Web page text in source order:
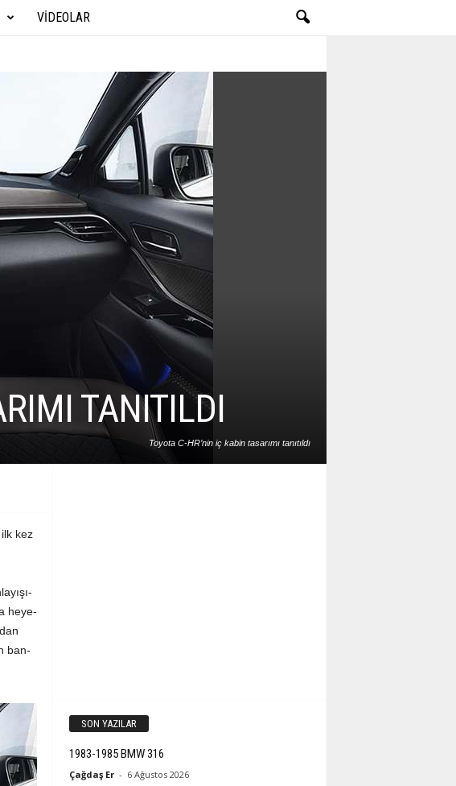
VIDEOLAR
To­yo­ta C-HR’­nin iç ka­bin ta­sa­rı­mı ta­nı­tıl­dı
TA­NI­TIL­DI
kez
he­ye­
ban­
SON YAZILAR
1983-1985 BMW 316
Çağdaş Er - 6 Ağustos 2026